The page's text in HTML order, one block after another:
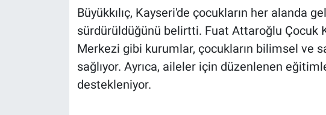
Büyükkılıç, Kayseri'de çocukların her alanda
sürdürüldüğünü belirtti. Fuat Attaroğlu Çocuk
Merkezi gibi kurumlar, çocukların bilimsel ve
sağlıyor. Ayrıca, aileler için düzenlenen
destekleniyor.